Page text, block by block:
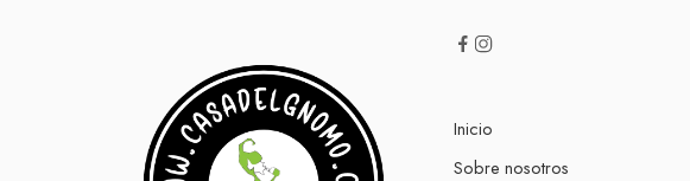
Inicio
Sobre nosotros